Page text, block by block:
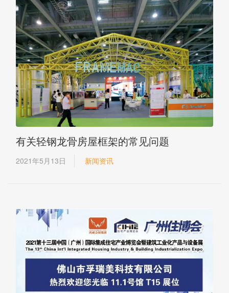
有关轻钢龙骨房屋框架的常见问题
2021年5月13日 新闻资讯